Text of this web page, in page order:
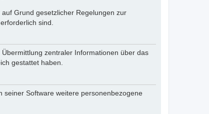
Grund gesetzlicher Regelungen zur
sind.
zentraler Informationen über das
gestattet haben.
seiner Software weitere personenbezogene